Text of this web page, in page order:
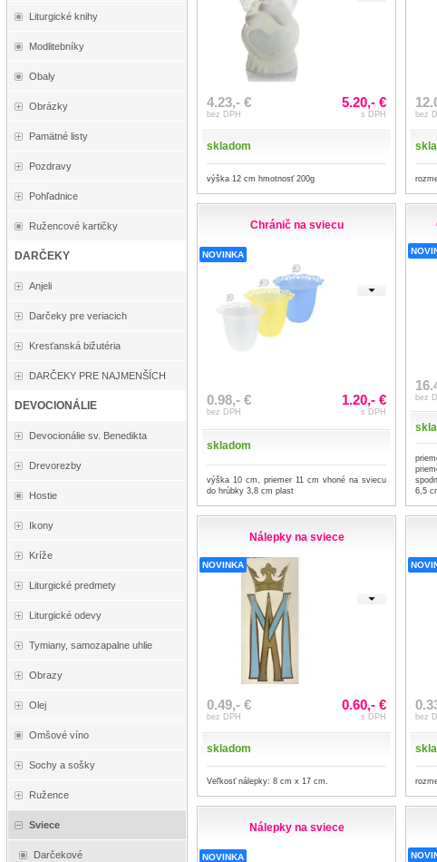
Liturgické knihy
Modlitebníky
Obaly
Obrázky
Pamätné listy
Pozdravy
Pohľadnice
Ružencové kartičky
DARČEKY
Anjeli
Darčeky pre veriacich
Kresťanská bižutéria
DARČEKY PRE NAJMENŠÍCH
DEVOCIONÁLIE
Devocionálie sv. Benedikta
Drevorezby
Hostie
Ikony
Kríže
Liturgické predmety
Liturgické odevy
Tymiany, samozapalne uhlie
Obrazy
Olej
Omšové víno
Sochy a sošky
Ružence
Sviece
Darčekové
4.23,- €
bez DPH
5.20,- €
s DPH
skladom
výška 12 cm hmotnosť 200g
bez
Chránič na sviecu
NOVINKA
0.98,- €
bez DPH
1.20,- €
s DPH
skladom
výška 10 cm, priemer 11 cm vhoné na sviecu
do hrúbky 3,8 cm plast
bez
6,5
Nálepky na sviece
NOVINKA
0.49,- €
bez DPH
0.60,- €
s DPH
skladom
Veľkosť nálepky: 8 cm x 17 cm.
bez
Nálepky na sviece
NOVINKA